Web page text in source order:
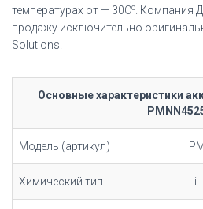
температурах от — 30Со . Компания
продажу исключительно
Solutions.
Основные характеристики
Модель (артикул)
Химический тип